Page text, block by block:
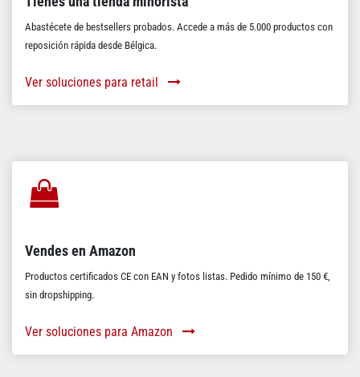
Abastécete de bestsellers probados. Accede a más de 5.000 productos con
reposición rápida desde Bélgica.
Ver soluciones para retail
Vendes en Amazon
Productos certificados CE con EAN y fotos listas. Pedido mínimo de 150 €,
sin dropshipping.
Ver soluciones para Amazon